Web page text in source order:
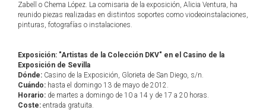
Zabell o Chema López. La comisaria de la exposición, Alicia Ventura, ha
reunido piezas realizadas en distintos soportes como viodeoinstalaciones,
pinturas, fotografías o instalaciones.
Exposición: "Artistas de la Colección DKV" en el Casino de la
Exposición de Sevilla
Dónde: Casino de la Exposición, Glorieta de San Diego, s/n.
Cuándo: hasta el domingo 13 de mayo de 2012.
Horario: de martes a domingo de 10 a 14 y de 17 a 20 horas.
Coste: entrada gratuita.